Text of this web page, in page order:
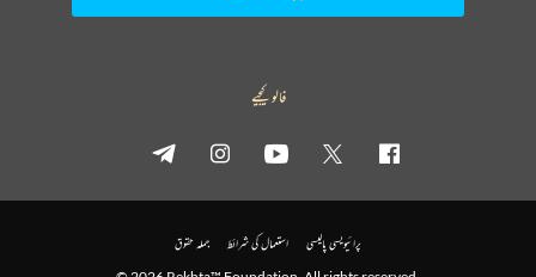
فالو کیجیے
پرائیویسی پالیسی استعمال کی شرائط جملہ حقوق